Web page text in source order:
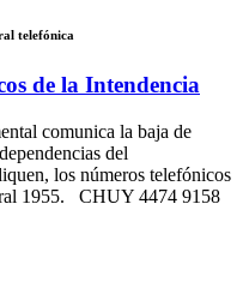
telefónica
de la Intendencia
comunica la baja de
del
los números telefónicos
1955. CHUY 4474 9158